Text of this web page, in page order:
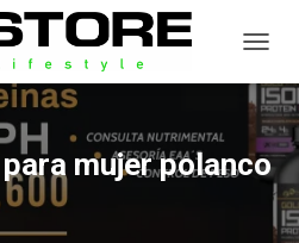
mujer polanco